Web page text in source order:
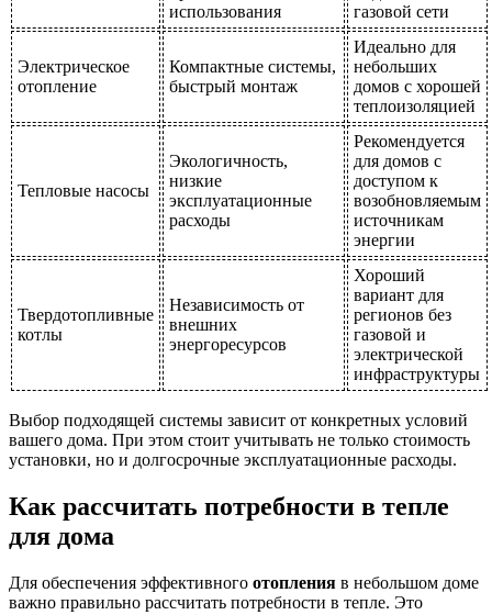
использования
газовой сети
Электрическое
отопление
Компактные системы,
быстрый монтаж
Идеально для
небольших
домов с хорошей
теплоизоляцией
Тепловые насосы
Экологичность,
низкие
эксплуатационные
расходы
Рекомендуется
для домов с
доступом к
возобновляемым
источникам
энергии
Твердотопливные
котлы
Независимость от
внешних
энергоресурсов
Хороший
вариант для
регионов без
газовой и
электрической
инфраструктуры
Выбор подходящей системы зависит от конкретных условий
вашего дома. При этом стоит учитывать не только стоимость
установки, но и долгосрочные эксплуатационные расходы.
Как рассчитать потребности в тепле
для дома
Для обеспечения эффективного отопления в небольшом доме
важно правильно рассчитать потребности в тепле. Это